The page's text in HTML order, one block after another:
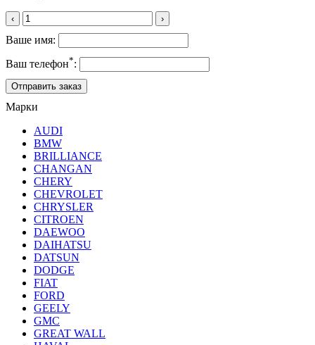
‹ ›
Ваше имя:
Ваш телефон*:
Марки
AUDI
BMW
BRILLIANCE
CHANGAN
CHERY
CHEVROLET
CHRYSLER
CITROEN
DAEWOO
DAIHATSU
DATSUN
DODGE
FIAT
FORD
GEELY
GMC
GREAT WALL